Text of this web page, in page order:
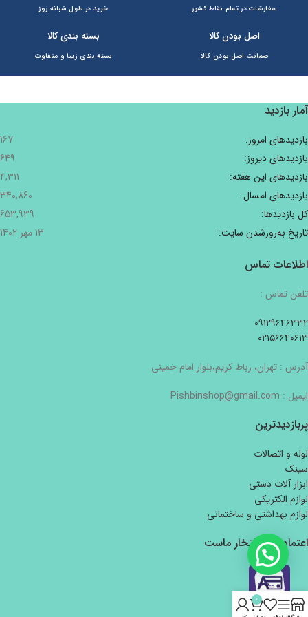
سفارشات در تمام نقاط کشور خرید در طول شبانه روز
اصل بودن کالا
ضمانت اصل بودن کالا
بسته بندی کالا
بسته بندی زیبا و متفاوت
آمار بازدید
بازدیدهای امروز:
167
بازدیدهای دیروز:
649
بازدیدهای این هفته:
4,311
بازدیدهای امسال:
340,860
کل بازدیدها:
653,939
تاریخ به‌روزشدن سایت:
13 مهر 1402
اطلاعات تماس
تلفن تماس :
۰۹۱۲۹۶۴۶۳۳۲
۰۲۱۵۶۶۴۰۶۱۳
آدرس : تهران، رباط کریم،بلوار امام خمینی
ایمیل : Pishbinshop@gmail.com
پربازدیدترین
لوله و اتصالات
سینک
ابزار آلات دستی
لوازم الکتریکی
لوازم بهداشتی و ساختمانی
اعتماد شما افتخار ماست
0